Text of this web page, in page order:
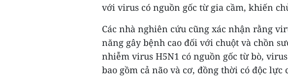
với virus có nguồn gốc từ gia cầm, khiến
Các nhà nghiên cứu cũng xác nhận rằng
năng gây bệnh cao đối với chuột và chồn
nhiễm virus H5N1 có nguồn gốc từ bò,
bao gồm cả não và cơ, đồng thời có độc lực